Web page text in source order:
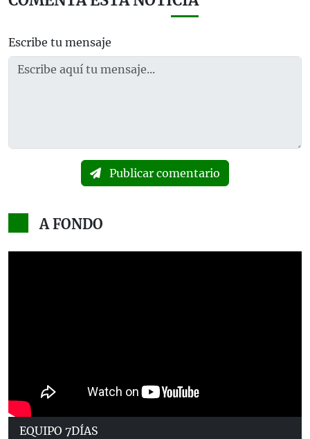
Escribe tu mensaje
Publicar comentario
A FONDO
EQUIPO 7DÍAS